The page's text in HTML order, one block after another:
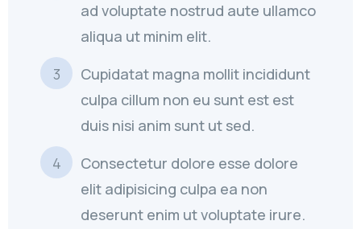
ad voluptate nostrud aute ullamco
aliqua ut minim elit.
Cupidatat magna mollit incididunt
culpa cillum non eu sunt est est
duis nisi anim sunt ut sed.
Consectetur dolore esse dolore
elit adipisicing culpa ea non
deserunt enim ut voluptate irure.